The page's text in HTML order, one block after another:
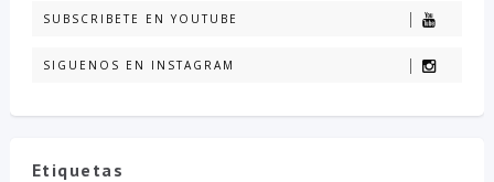
SUBSCRIBETE EN YOUTUBE
SIGUENOS EN INSTAGRAM
Etiquetas